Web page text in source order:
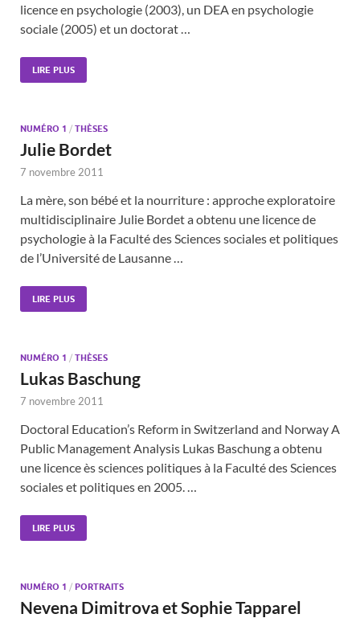
licence en psychologie (2003), un DEA en psychologie
sociale (2005) et un doctorat …
LIRE PLUS
NUMÉRO 1 / THÈSES
Julie Bordet
7 novembre 2011
La mère, son bébé et la nourriture : approche exploratoire
multidisciplinaire Julie Bordet a obtenu une licence de
psychologie à la Faculté des Sciences sociales et politiques
de l’Université de Lausanne …
LIRE PLUS
NUMÉRO 1 / THÈSES
Lukas Baschung
7 novembre 2011
Doctoral Education’s Reform in Switzerland and Norway A
Public Management Analysis Lukas Baschung a obtenu
une licence ès sciences politiques à la Faculté des Sciences
sociales et politiques en 2005. …
LIRE PLUS
NUMÉRO 1 / PORTRAITS
Nevena Dimitrova et Sophie Tapparel